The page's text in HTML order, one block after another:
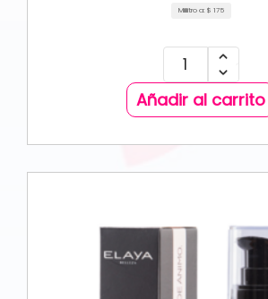
Mililitro a: $ 175
Añadir al carrito